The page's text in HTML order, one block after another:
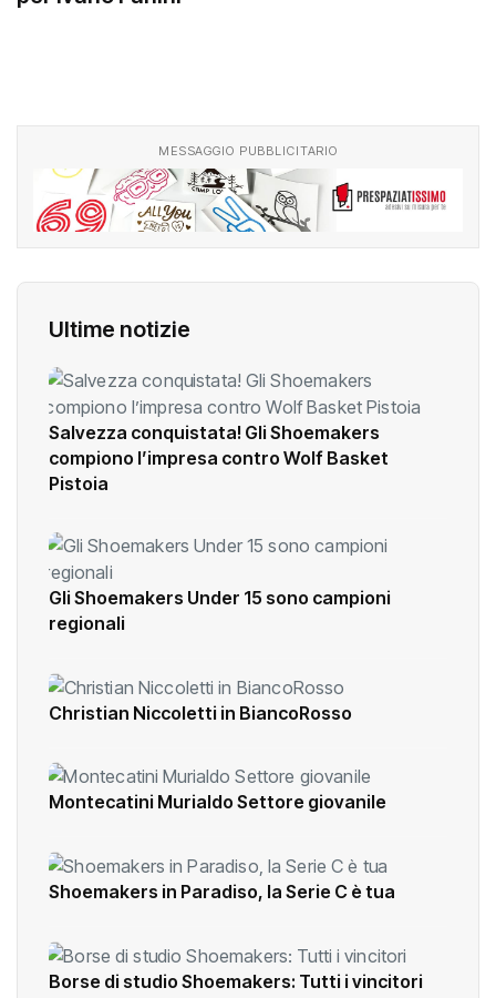
MESSAGGIO PUBBLICITARIO
Ultime notizie
Salvezza conquistata! Gli Shoemakers
compiono l’impresa contro Wolf Basket
Pistoia
Gli Shoemakers Under 15 sono campioni
regionali
Christian Niccoletti in BiancoRosso
Montecatini Murialdo Settore giovanile
Shoemakers in Paradiso, la Serie C è tua
Borse di studio Shoemakers: Tutti i vincitori